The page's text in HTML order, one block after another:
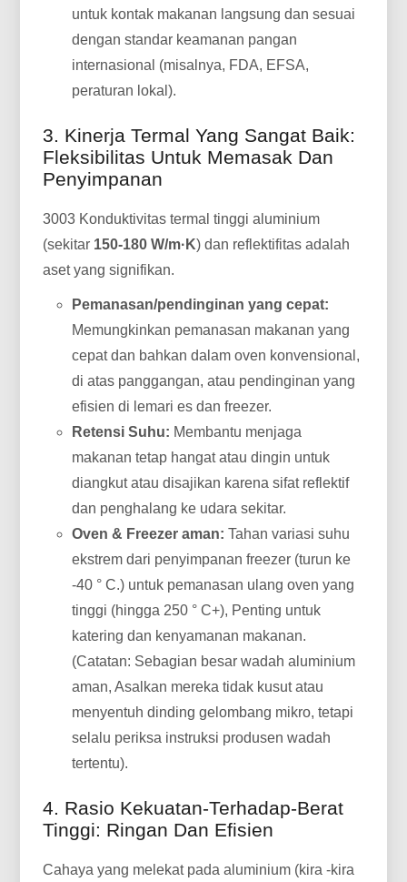
untuk kontak makanan langsung dan sesuai
dengan standar keamanan pangan
internasional (misalnya, FDA, EFSA,
peraturan lokal).
3. Kinerja Termal Yang Sangat Baik:
Fleksibilitas Untuk Memasak Dan
Penyimpanan
3003 Konduktivitas termal tinggi aluminium
(sekitar 150-180 W/m·K) dan reflektifitas adalah
aset yang signifikan.
Pemanasan/pendinginan yang cepat:
Memungkinkan pemanasan makanan yang
cepat dan bahkan dalam oven konvensional,
di atas panggangan, atau pendinginan yang
efisien di lemari es dan freezer.
Retensi Suhu: Membantu menjaga
makanan tetap hangat atau dingin untuk
diangkut atau disajikan karena sifat reflektif
dan penghalang ke udara sekitar.
Oven & Freezer aman: Tahan variasi suhu
ekstrem dari penyimpanan freezer (turun ke
-40 ° C.) untuk pemanasan ulang oven yang
tinggi (hingga 250 ° C+), Penting untuk
katering dan kenyamanan makanan.
(Catatan: Sebagian besar wadah aluminium
aman, Asalkan mereka tidak kusut atau
menyentuh dinding gelombang mikro, tetapi
selalu periksa instruksi produsen wadah
tertentu).
4. Rasio Kekuatan-Terhadap-Berat
Tinggi: Ringan Dan Efisien
Cahaya yang melekat pada aluminium (kira -kira